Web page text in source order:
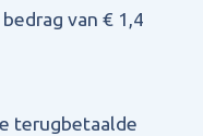
van € 1,4
terugbetaalde